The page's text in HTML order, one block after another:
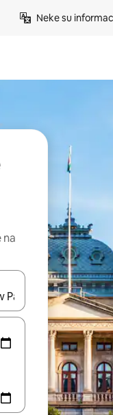
Neke su
na
koristeći se